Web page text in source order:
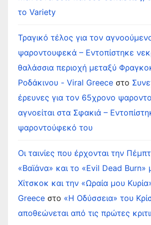
το Variety
Τραγικό τέλος για τον
ψαροντουφεκά – Εντοπίστηκε
θαλάσσια περιοχή μεταξύ
Ροδάκινου - Viral Greece στο
έρευνες για τον 65χρονο
αγνοείται στα Σφακιά –
ψαροντούφεκό του
Οι ταινίες που έρχονται την
«Βαϊάνα» και το «Evil Dead Burn»
Χίτσκοκ και την «Ωραία μου
Greece στο «Η Οδύσσεια» του
αποθεώνεται από τις πρώτες